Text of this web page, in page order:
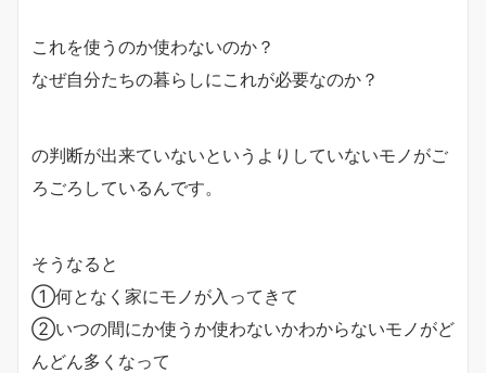
これを使うのか使わないのか？
なぜ自分たちの暮らしにこれが必要なのか？
の判断が出来ていないというよりしていないモノがご
ろごろしているんです。
そうなると
①何となく家にモノが入ってきて
②いつの間にか使うか使わないかわからないモノがど
んどん多くなって